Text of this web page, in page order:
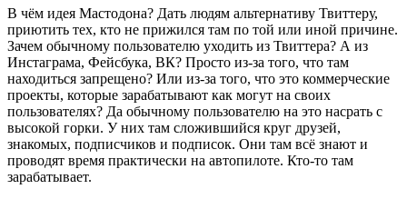
В чём идея Мастодона? Дать людям альтернативу Твиттеру,
приютить тех, кто не прижился там по той или иной причине.
Зачем обычному пользователю уходить из Твиттера? А из
Инстаграма, Фейсбука, ВК? Просто из-за того, что там
находиться запрещено? Или из-за того, что это коммерческие
проекты, которые зарабатывают как могут на своих
пользователях? Да обычному пользователю на это насрать с
высокой горки. У них там сложившийся круг друзей,
знакомых, подписчиков и подписок. Они там всё знают и
проводят время практически на автопилоте. Кто-то там
зарабатывает.